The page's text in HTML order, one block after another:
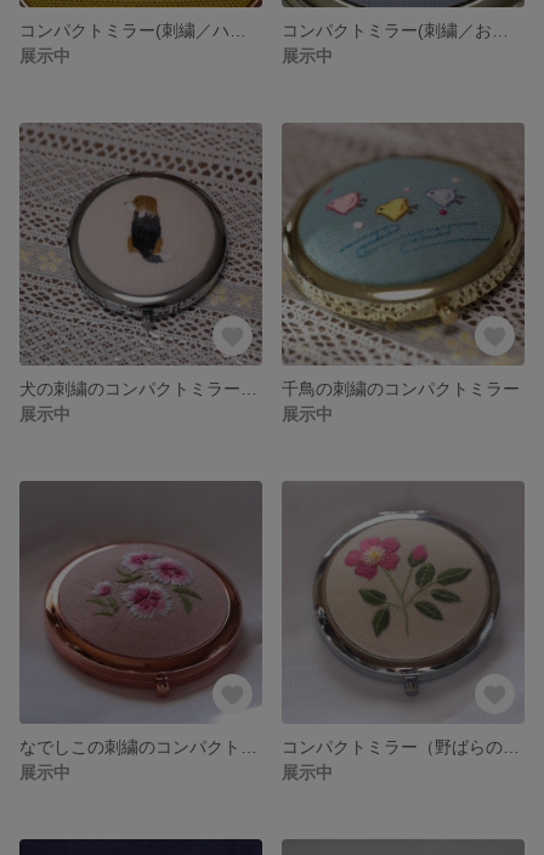
展示中
展示中
展示中
千鳥の刺繍のコンパクトミラー
展示中
展示中
展示中